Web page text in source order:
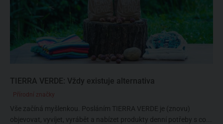
TIERRA VERDE: Vždy existuje alternativa
Přírodní značky
Vše začíná myšlenkou. Posláním TIERRA VERDE je (znovu)
objevovat, vyvíjet, vyrábět a nabízet produkty denní potřeby s co...